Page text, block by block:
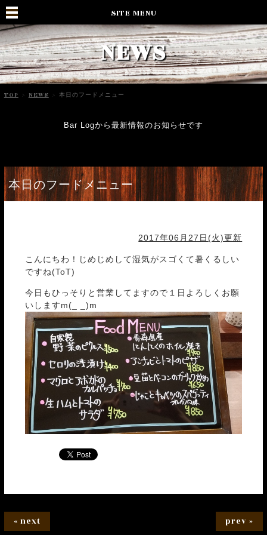
SITE MENU
NEWS
TOP > NEWS > 本日のフードメニュー
Bar Logから最新情報のお知らせです
本日のフードメニュー
2017年06月27日(火)更新
こんにちわ！じめじめして湿気がスゴくて暑くるしい
ですね(ToT)
今日もひっそりと営業してますので１日よろしくお願
いしますm(_ _)m
« next prev »